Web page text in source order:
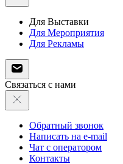
Для Выставки
Для Мероприятия
Для Рекламы
Связаться с нами
Обратный звонок
Написать на e-mail
Чат с оператором
Контакты